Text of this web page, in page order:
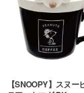
【SNOOPY】スヌー